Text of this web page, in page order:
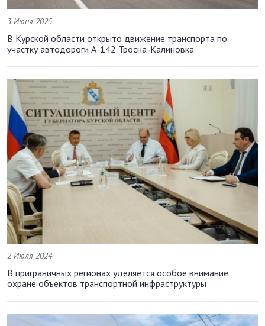
3 Июня 2025
В Курской области открыто движение транспорта по
участку автодороги А-142 Тросна-Калиновка
2 Июля 2024
В приграничных регионах уделяется особое внимание
охране объектов транспортной инфраструктуры